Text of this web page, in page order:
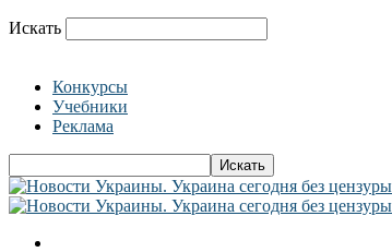
Искать
Конкурсы
Учебники
Реклама